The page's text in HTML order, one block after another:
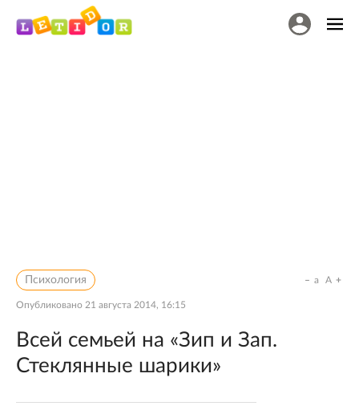
Психология
Опубликовано 21 августа 2014, 16:15
a A
Всей семьей на «Зип и Зап.
Стеклянные шарики»